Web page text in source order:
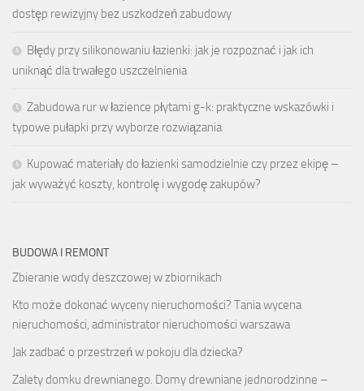
dostęp rewizyjny bez uszkodzeń zabudowy
Błędy przy silikonowaniu łazienki: jak je rozpoznać i jak ich
uniknąć dla trwałego uszczelnienia
Zabudowa rur w łazience płytami g-k: praktyczne wskazówki i
typowe pułapki przy wyborze rozwiązania
Kupować materiały do łazienki samodzielnie czy przez ekipę –
jak wyważyć koszty, kontrolę i wygodę zakupów?
BUDOWA I REMONT
Zbieranie wody deszczowej w zbiornikach
Kto może dokonać wyceny nieruchomości? Tania wycena
nieruchomości, administrator nieruchomości warszawa
Jak zadbać o przestrzeń w pokoju dla dziecka?
Zalety domku drewnianego. Domy drewniane jednorodzinne –